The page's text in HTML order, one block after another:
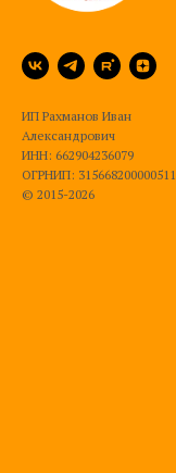
ИП Рахманов Иван
Александрович
ИНН: 662904236079
ОГРНИП: 315668200000511
© 2015-2026